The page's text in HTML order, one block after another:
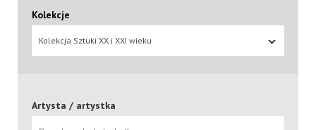
Kolekcje
Kolekcja Sztuki XX i XXI wieku
Artysta / artystka